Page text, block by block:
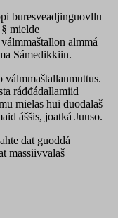
buresveadjinguovllu
mielde
almmá
Sámedikkiin.
ráđđádallamiid
mielas hui duođalaš
áššis, joatká Juuso.
dat guoddá
massiivvalaš